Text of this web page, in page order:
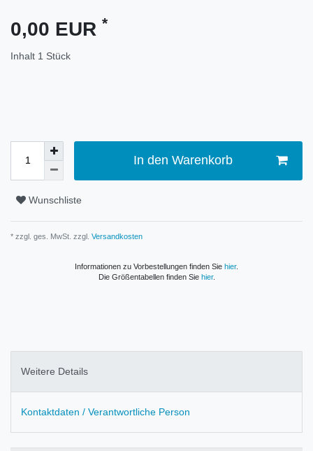
0,00 EUR *
Inhalt 1 Stück
In den Warenkorb
Wunschliste
* zzgl. ges. MwSt. zzgl. Versandkosten
Informationen zu Vorbestellungen finden Sie hier.
Die Größentabellen finden Sie hier.
Weitere Details
Kontaktdaten / Verantwortliche Person